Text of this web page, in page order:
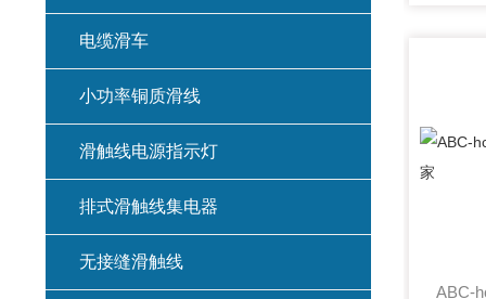
电缆滑车
小功率铜质滑线
滑触线电源指示灯
排式滑触线集电器
无接缝滑触线